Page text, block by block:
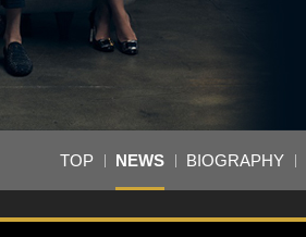
TOP NEWS BIOGRAPHY